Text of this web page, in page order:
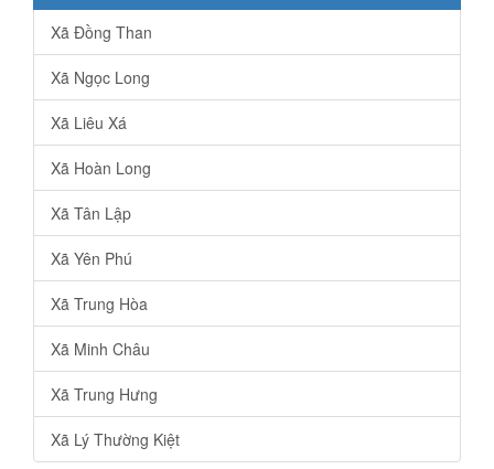
Xã Đồng Than
Xã Ngọc Long
Xã Liêu Xá
Xã Hoàn Long
Xã Tân Lập
Xã Yên Phú
Xã Trung Hòa
Xã Minh Châu
Xã Trung Hưng
Xã Lý Thường Kiệt